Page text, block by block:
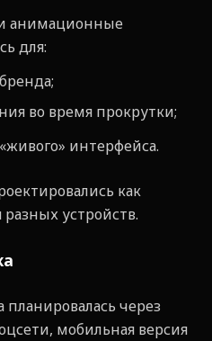
анимационные
для:
во время прокрутки;
интерфейса.
как
разных устройств.
планировалась через
мобильная версия